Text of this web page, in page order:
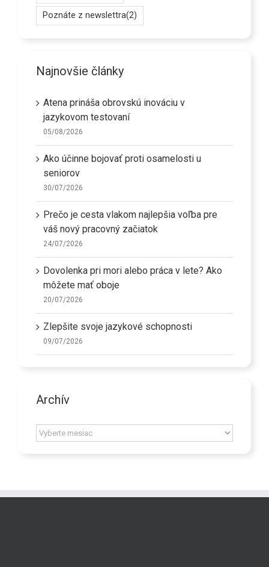
Poznáte z newslettra(2)
Najnovšie články
Atena prináša obrovskú inováciu v
jazykovom testovaní
05/08/2026
Ako účinne bojovať proti osamelosti u
seniorov
30/07/2026
Prečo je cesta vlakom najlepšia voľba pre
váš nový pracovný začiatok
24/07/2026
Dovolenka pri mori alebo práca v lete? Ako
môžete mať oboje
20/07/2026
Zlepšite svoje jazykové schopnosti
09/07/2026
Archív
Archív